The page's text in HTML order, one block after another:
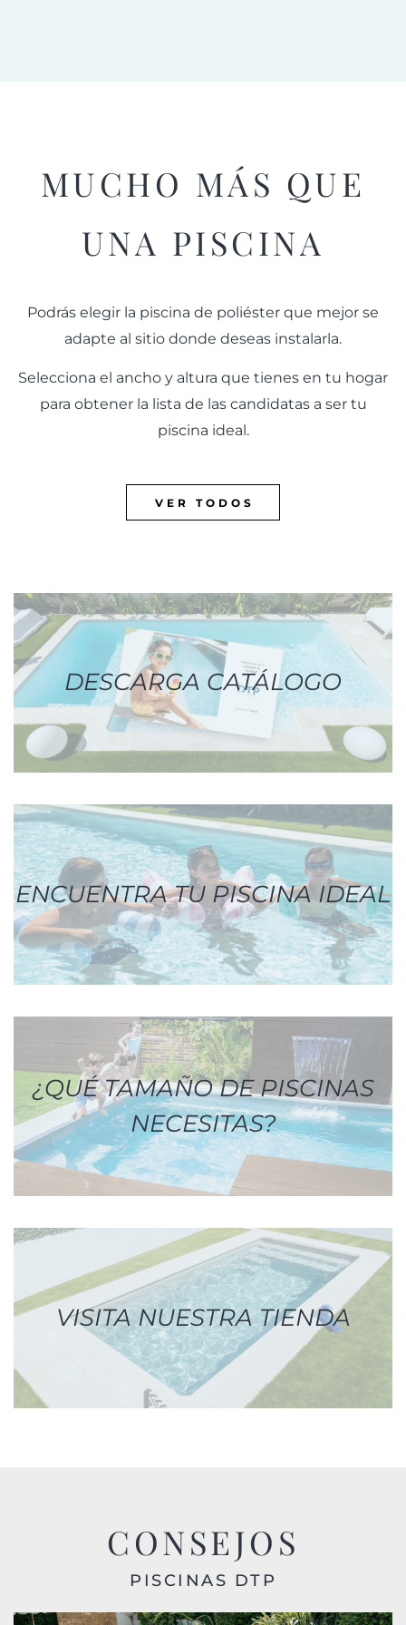
MUCHO MÁS QUE
UNA PISCINA
Podrás elegir la piscina de poliéster que mejor se
adapte al sitio donde deseas instalarla.
Selecciona el ancho y altura que tienes en tu hogar
para obtener la lista de las candidatas a ser tu
piscina ideal.
VER TODOS
DESCARGA CATÁLOGO
ENCUENTRA TU PISCINA IDEAL
¿QUÉ TAMAÑO DE PISCINAS
NECESITAS?
VISITA NUESTRA TIENDA
CONSEJOS
PISCINAS DTP